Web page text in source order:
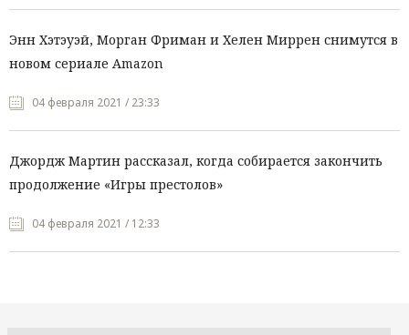
Энн Хэтэуэй, Морган Фриман и Хелен Миррен снимутся в
новом сериале Amazon
04 февраля 2021 / 23:33
Джордж Мартин рассказал, когда собирается закончить
продолжение «Игры престолов»
04 февраля 2021 / 12:33